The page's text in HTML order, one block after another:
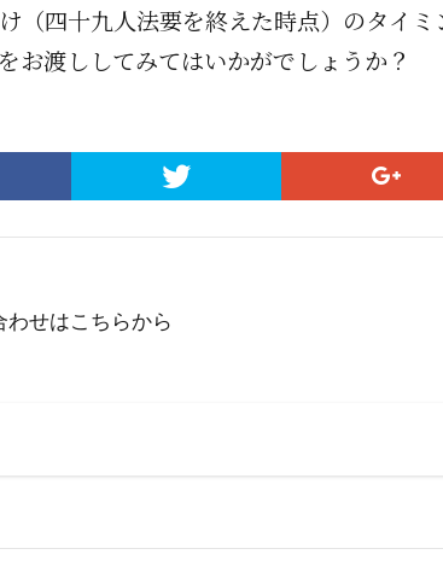
（四十九人法要を終えた時点）のタイ
お渡ししてみてはいかがでしょうか？
わせはこちらから